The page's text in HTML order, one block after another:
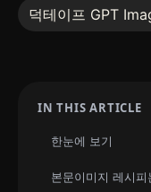
덕테이프 GPT
IN THIS ARTICLE
한눈에 보기
본문이미지 레시